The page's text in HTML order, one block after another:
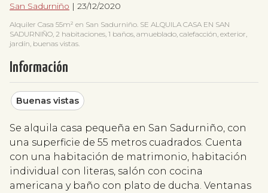
San Sadurniño | 23/12/2020
Alquiler Casa 55m² en San Sadurniño. SE ALQUILA CASA EN SAN
SADURNIÑO, 2 habitaciones, 1 baños, amueblado, calefacción, exterior,
jardín, buenas vistas.
Información
Buenas vistas
Se alquila casa pequeña en San Sadurniño, con
una superficie de 55 metros cuadrados. Cuenta
con una habitación de matrimonio, habitación
individual con literas, salón con cocina
americana y baño con plato de ducha. Ventanas